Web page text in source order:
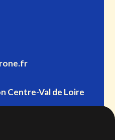
Centre-Val de Loire